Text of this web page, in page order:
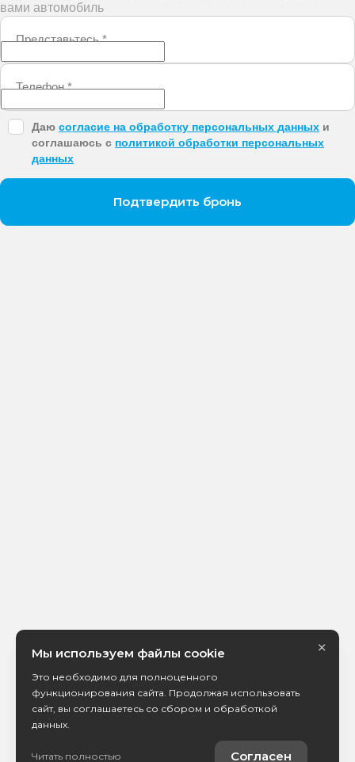
вами автомобиль
Представьтесь*
Телефон*
Даю согласие на обработку персональных данных и
соглашаюсь с политикой обработки персональных
данных
Подтвердить бронь
Мы используем файлы cookie
Это необходимо для полноценного
функционирования сайта. Продолжая использовать
сайт, вы соглашаетесь со сбором и обработкой
данных.
Читать полностью Согласен
×